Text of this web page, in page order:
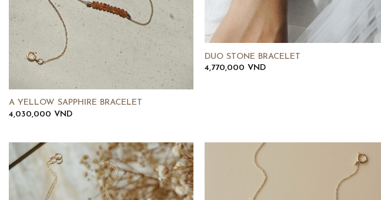
A YELLOW SAPPHIRE BRACELET
4,030,000 VND
DUO STONE BRACELET
4,770,000 VND